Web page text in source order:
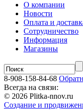
О компании
Новости
Оплата и
Сотрудничество
Информация
Магазины
8-908-158-84-68
Всегда на связи:
© 2026 Plitka-nnov.ru
Создание и